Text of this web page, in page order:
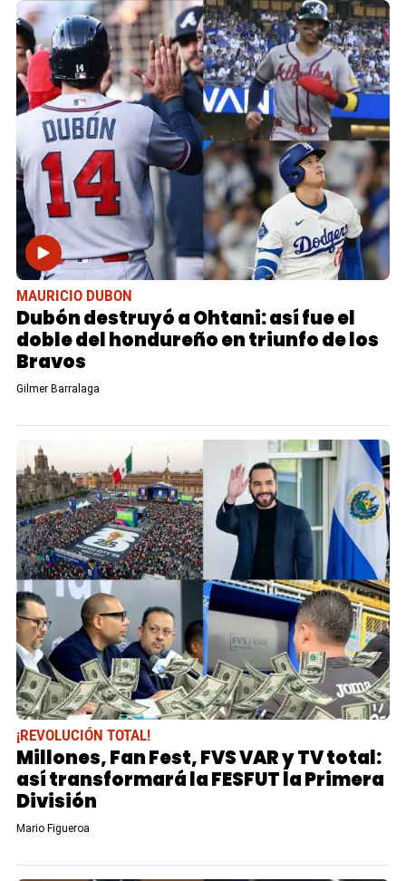
MAURICIO DUBON
Dubón destruyó a Ohtani: así fue el
doble del hondureño en triunfo de los
Bravos
Gilmer Barralaga
¡REVOLUCIÓN TOTAL!
Millones, Fan Fest, FVS VAR y TV total:
así transformará la FESFUT la Primera
División
Mario Figueroa